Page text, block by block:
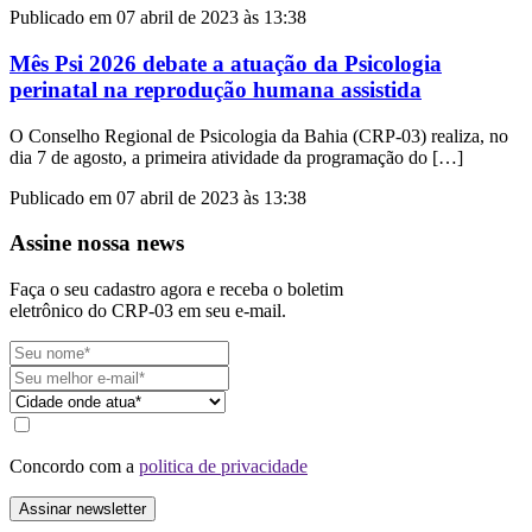
Publicado em 07 abril de 2023 às 13:38
Mês Psi 2026 debate a atuação da Psicologia
perinatal na reprodução humana assistida
O Conselho Regional de Psicologia da Bahia (CRP-03) realiza, no
dia 7 de agosto, a primeira atividade da programação do […]
Publicado em 07 abril de 2023 às 13:38
Assine nossa news
Faça o seu cadastro agora e receba o boletim
eletrônico do CRP-03 em seu e-mail.
Concordo com a politica de privacidade